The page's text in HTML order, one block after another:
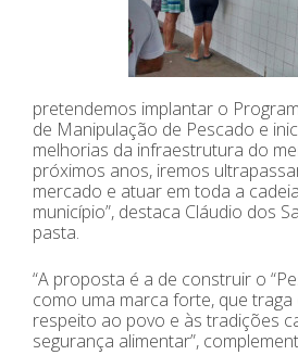
pretendemos implantar o
de Manipulação de Pescado e
melhorias da infraestrutura do
próximos anos, iremos
mercado e atuar em toda a
município”, destaca Cláudio dos
pasta.
“A proposta é a de construir o
como uma marca forte, que traga
respeito ao povo e às tradições
segurança alimentar”,